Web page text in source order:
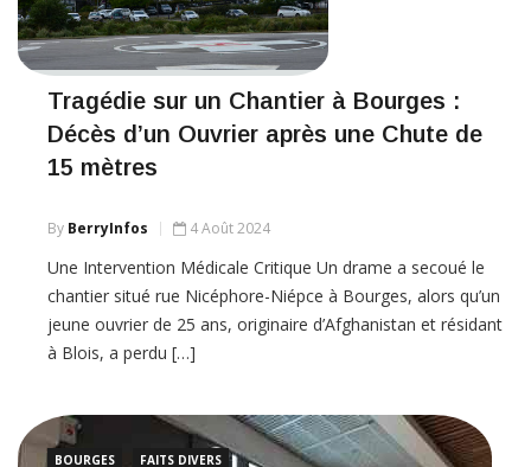
Tragédie sur un Chantier à Bourges :
Décès d’un Ouvrier après une Chute de
15 mètres
By BerryInfos 4 Août 2024
Une Intervention Médicale Critique Un drame a secoué le
chantier situé rue Nicéphore-Niépce à Bourges, alors qu’un
jeune ouvrier de 25 ans, originaire d’Afghanistan et résidant
à Blois, a perdu […]
BOURGES FAITS DIVERS